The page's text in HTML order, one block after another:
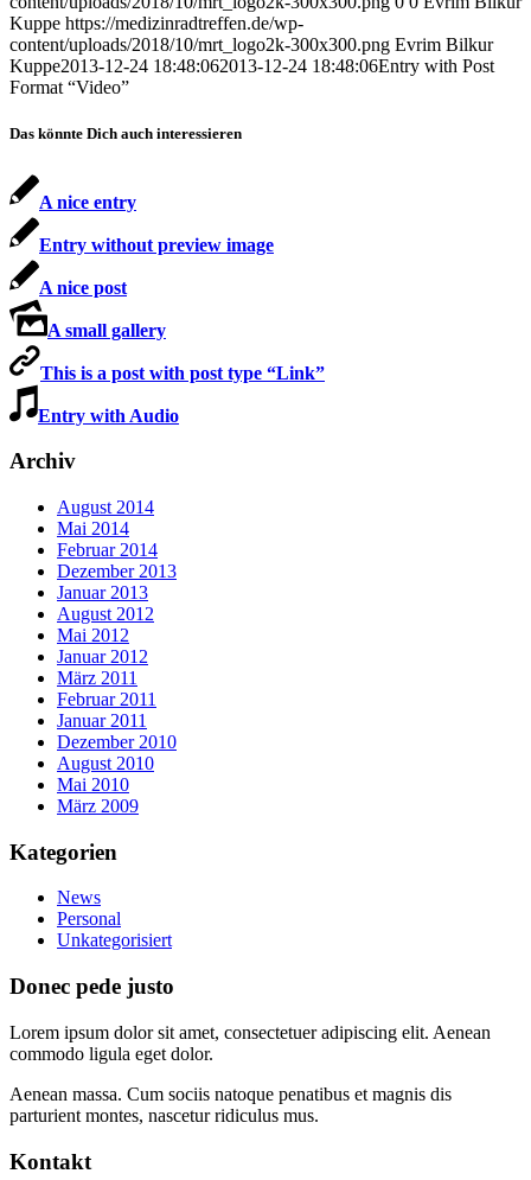
Kuppe https://medizinradtreffen.de/wp-
content/uploads/2018/10/mrt_logo2k-300x300.png Evrim Bilkur
Kuppe2013-12-24 18:48:062013-12-24 18:48:06Entry with Post
Format “Video”
Das könnte Dich auch interessieren
A nice entry
Entry without preview image
A nice post
A small gallery
This is a post with post type “Link”
Entry with Audio
Archiv
August 2014
Mai 2014
Februar 2014
Dezember 2013
Januar 2013
August 2012
Mai 2012
Januar 2012
März 2011
Februar 2011
Januar 2011
Dezember 2010
August 2010
Mai 2010
März 2009
Kategorien
News
Personal
Unkategorisiert
Donec pede justo
Lorem ipsum dolor sit amet, consectetuer adipiscing elit. Aenean
commodo ligula eget dolor.
Aenean massa. Cum sociis natoque penatibus et magnis dis
parturient montes, nascetur ridiculus mus.
Kontakt